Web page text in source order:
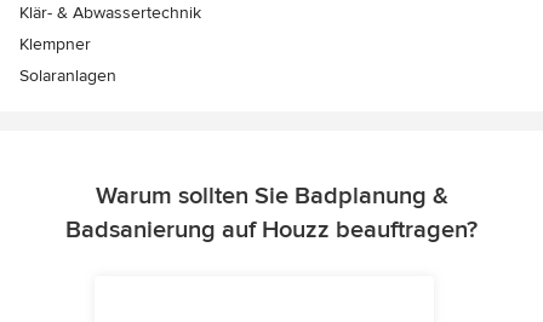
Klär- & Abwassertechnik
Klempner
Solaranlagen
Warum sollten Sie Badplanung &
Badsanierung auf Houzz beauftragen?